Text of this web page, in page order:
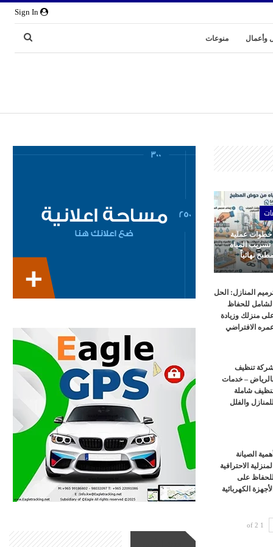
وأعمال منوعات
خطوات عملية
المياه
نهائياً
المنازل: الحل
الشامل للحفاظ
منزلك وزيادة
الافتراضي
تنظيف
– خدمات
شاملة
للمنازل والفلل
أهمية الصيانة
المنزلية الاحترافية
للحفاظ على
الأجهزة الكهربائية
1 of 2